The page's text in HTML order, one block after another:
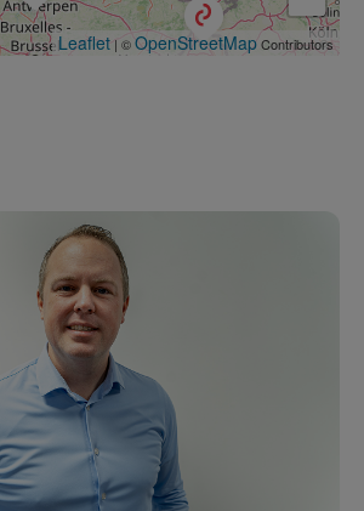
Leaflet | ©OpenStreetMapContributors